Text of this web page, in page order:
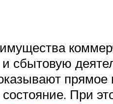
сбытовую
состояние. При